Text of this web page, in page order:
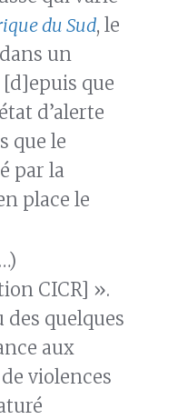
du Sud, le
un
que
d’alerte
que le
par la
place le
CICR] ».
des quelques
aux
violences